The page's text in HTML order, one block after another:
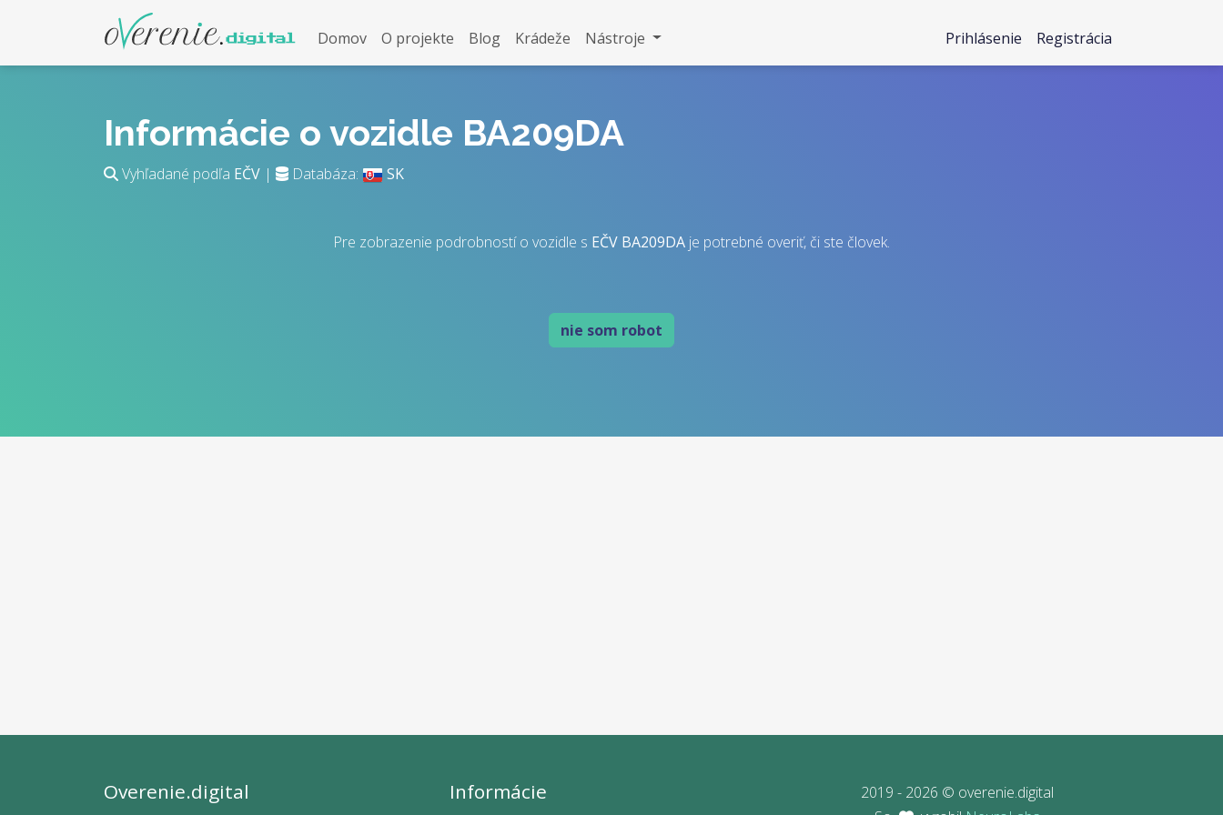
Domov O projekte Blog Krádeže Nástroje Prihlásenie Registrácia
Informácie o vozidle BA209DA
Vyhľadané podľa EČV | Databáza: SK
Pre zobrazenie podrobností o vozidle s EČV BA209DA je potrebné overiť, či ste človek.
nie som robot
Overenie.digital Informácie
2019 - 2026 © overenie.digital